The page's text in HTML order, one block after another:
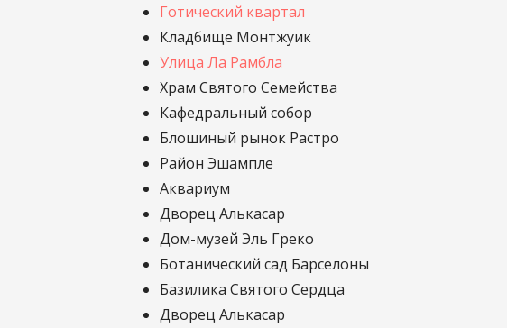
Готический квартал
Кладбище Монтжуик
Улица Ла Рамбла
Храм Святого Семейства
Кафедральный собор
Блошиный рынок Растро
Район Эшампле
Аквариум
Дворец Алькасар
Дом-музей Эль Греко
Ботанический сад Барселоны
Базилика Святого Сердца
Дворец Алькасар